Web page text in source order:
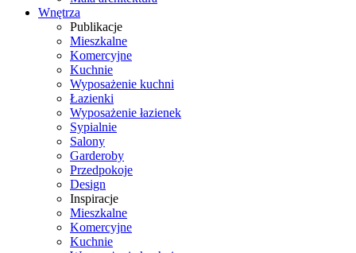
Wnętrza
Publikacje
Mieszkalne
Komercyjne
Kuchnie
Wyposażenie kuchni
Łazienki
Wyposażenie łazienek
Sypialnie
Salony
Garderoby
Przedpokoje
Design
Inspiracje
Mieszkalne
Komercyjne
Kuchnie